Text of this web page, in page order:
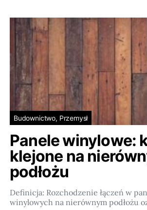
Budownictwo, Przemysł
Panele winylowe:
klejone na
podłożu
Definicja: Rozchodzenie łączeń w
winylowych na nierównym podłożu